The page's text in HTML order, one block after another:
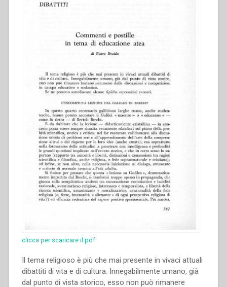
clicca per scaricare il pdf
Il tema religioso è più che mai presente in vivaci attuali
dibattiti di vita e di cultura. Innegabilmente umano, già
dal punto di vista storico, esso non può rimanere